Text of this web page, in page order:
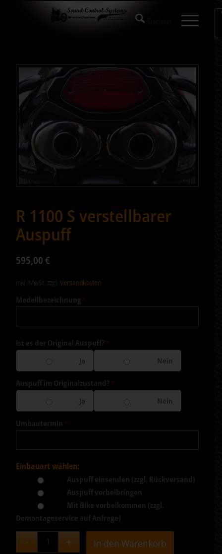
R 1100 S verstellbarer
Auspuff
595,00€
inkl. MwSt. zzgl.Versandkosten
Modellbezeichnung *
Ist es der Original Auspuff? *
Auspuff im Originalzustand? *
Umbautermin *
Einbauart wählen:
Auspuff einsenden (zzgl. Rückversand)
Auspuff vorbeibringen
Mit Bike vorbeikommen (zzgl.
Demontageservice auf Anfrage)
In den Warenkorb